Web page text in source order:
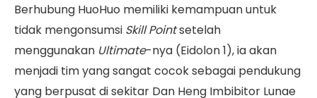
Berhubung HuoHuo memiliki kemampuan untuk
tidak mengonsumsi Skill Pointsetelah
menggunakan Ultimate-nya (Eidolon 1), ia akan
menjadi tim yang sangat cocok sebagai pendukung
yang berpusat di sekitar Dan Heng Imbibitor Lunae